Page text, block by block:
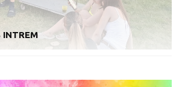
INTREM